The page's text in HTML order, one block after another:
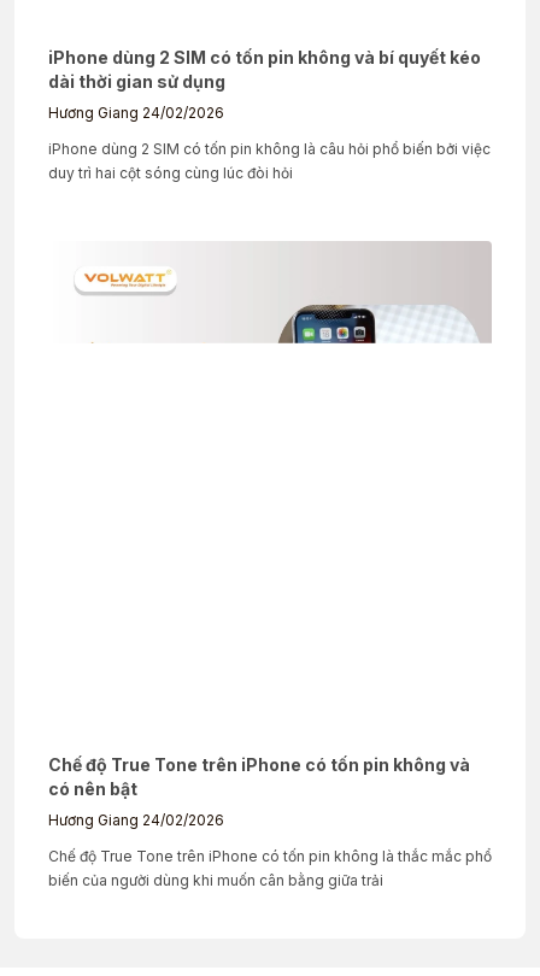
iPhone dùng 2 SIM có tốn pin không và bí quyết kéo
dài thời gian sử dụng
Hương Giang 24/02/2026
iPhone dùng 2 SIM có tốn pin không là câu hỏi phổ biến bởi việc
duy trì hai cột sóng cùng lúc đòi hỏi
Chế độ True Tone trên iPhone có tốn pin không và
có nên bật
Hương Giang 24/02/2026
Chế độ True Tone trên iPhone có tốn pin không là thắc mắc phổ
biến của người dùng khi muốn cân bằng giữa trải